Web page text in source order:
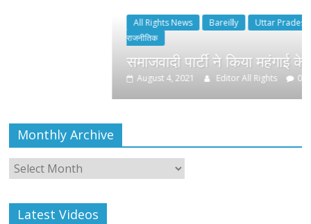
Bareilly Uttar Pradesh राजनीति
हॉट
समाजवादी पार्टी ने किया महंगाई के खिलाफ प्रदर्शन
Editor All Rights 0
Monthly Archive
Monthly
Archive
Latest Videos